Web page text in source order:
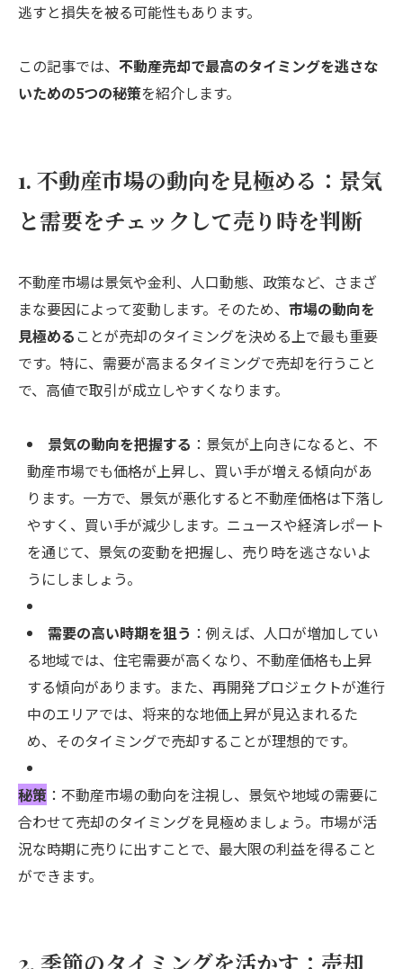
逃すと損失を被る可能性もあります。
この記事では、 不動産売却で最高のタイミングを逃さな
いための5つの秘策を紹介します。
1. 不動産市場の動向を見極める：景気
と需要をチェックして売り時を判断
不動産市場は景気や金利、人口動態、政策など、さまざ
まな要因によって変動します。そのため、 市場の動向を
見極める ことが売却のタイミングを決める上で最も重要
です。特に、需要が高まるタイミングで売却を行うこと
で、高値で取引が成立しやすくなります。
景気の動向を把握する ：景気が上向きになると、不
動産市場でも価格が上昇し、買い手が増える傾向があ
ります。一方で、景気が悪化すると不動産価格は下落し
やすく、買い手が減少します。ニュースや経済レポート
を通じて、景気の変動を把握し、売り時を逃さないよ
うにしましょう。
需要の高い時期を狙う ：例えば、人口が増加してい
る地域では、住宅需要が高くなり、不動産価格も上昇
する傾向があります。また、再開発プロジェクトが進行
中のエリアでは、将来的な地価上昇が見込まれるた
め、そのタイミングで売却することが理想的です。
秘策 ：不動産市場の動向を注視し、景気や地域の需要に
合わせて売却のタイミングを見極めましょう。市場が活
況な時期に売りに出すことで、最大限の利益を得ること
ができます。
2. 季節のタイミングを活かす：売却